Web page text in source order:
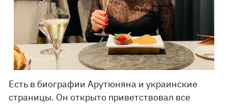
Есть в биографии Арутюняна и украинские
страницы. Он открыто приветствовал все